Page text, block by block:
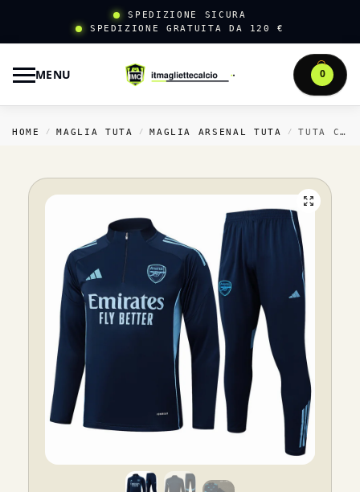
SPEDIZIONE SICURA
SPEDIZIONE GRATUITA DA 120 €
MENU 0
HOME / MAGLIA TUTA / MAGLIA ARSENAL TUTA / TUTA COMPLETA FELPA ALLENAMENTO ARSENAL 2025 2026 BLU NAVY